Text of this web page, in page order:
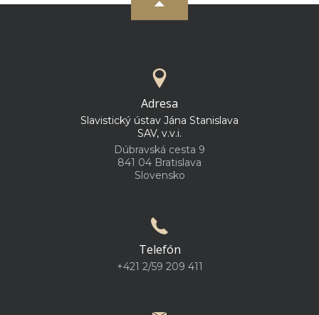
Adresa
Slavistický ústav Jána Stanislava
SAV, v.v.i.
Dúbravská cesta 9
841 04 Bratislava
Slovensko
Telefón
+421 2/59 209 411